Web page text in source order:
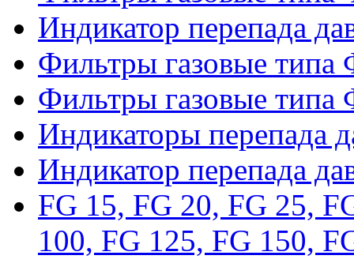
Индикатор перепада
Фильтры газовые
Фильтры газовые типа
Индикаторы перепада
Индикатор перепада
FG 15, FG 20, FG 25,
100, FG 125, FG 150,